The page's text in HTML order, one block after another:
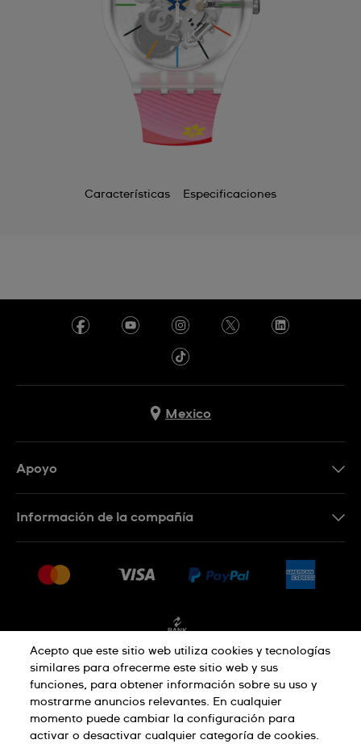
Características Especificaciones
Mexico
Apoyo
Condiciones de venta
Información de la compañía
Empleo
Política de privacidad
Aviso sobre cookies Condiciones de uso
Acepto que este sitio web utiliza cookies y tecnologías
similares para ofrecerme este sitio web y sus
funciones, para obtener información sobre su uso y
mostrarme anuncios relevantes. En cualquier
momento puede cambiar la configuración para
activar o desactivar cualquier categoría de cookies.